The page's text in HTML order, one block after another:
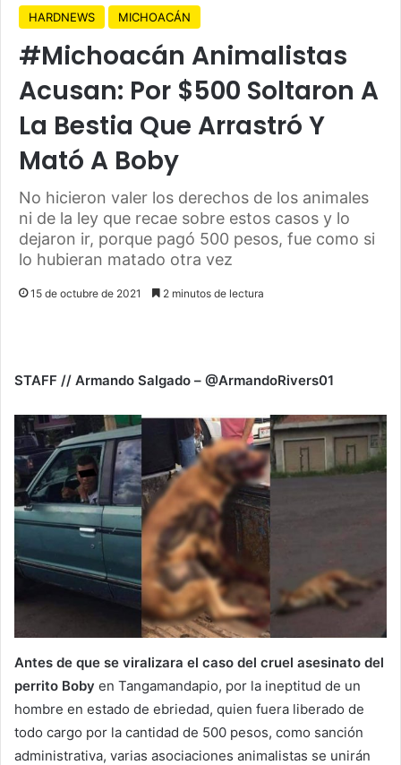
HARDNEWS MICHOACÁN
#Michoacán Animalistas
Acusan: Por $500 Soltaron A
La Bestia Que Arrastró Y
Mató A Boby
No hicieron valer los derechos de los animales
ni de la ley que recae sobre estos casos y lo
dejaron ir, porque pagó 500 pesos, fue como si
lo hubieran matado otra vez
15 de octubre de 2021 2 minutos de lectura
STAFF // Armando Salgado – @ArmandoRivers01
Antes de que se viralizara el caso del cruel asesinato del
perrito Boby en Tangamandapio, por la ineptitud de un
hombre en estado de ebriedad, quien fuera liberado de
todo cargo por la cantidad de 500 pesos, como sanción
administrativa, varias asociaciones animalistas se unirán